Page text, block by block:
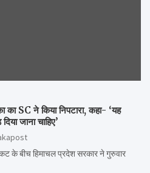
SC ने किया निपटारा, कहा- ‘यह
जाना चाहिए’
के बीच हिमाचल प्रदेश सरकार ने गुरुवार